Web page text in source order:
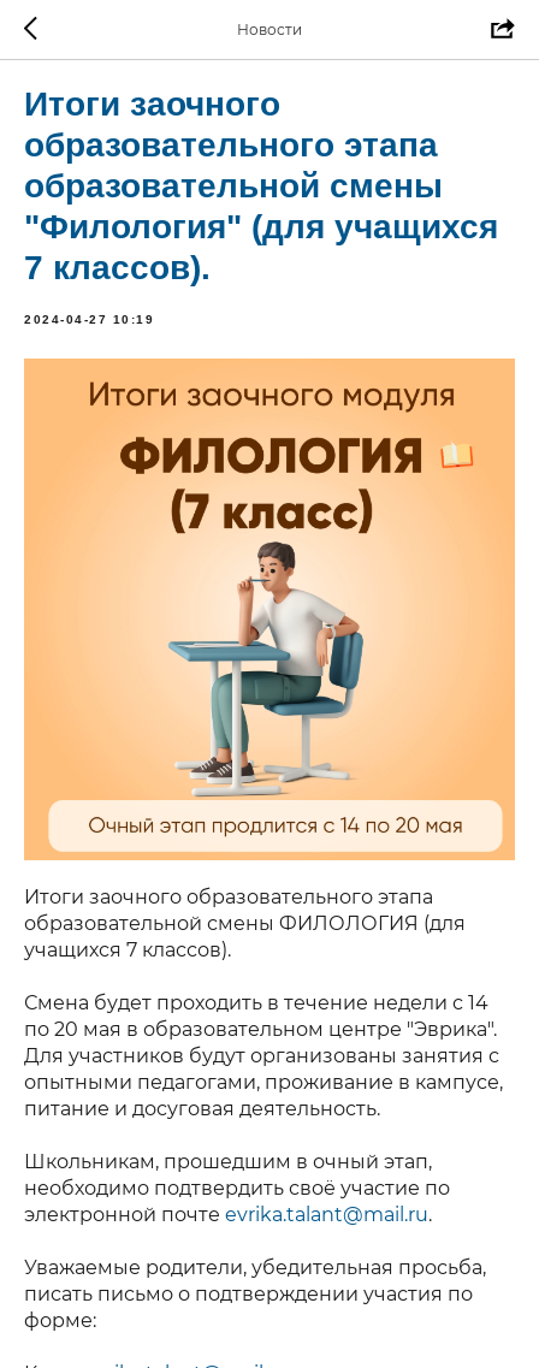
Новости
Итоги заочного
образовательного этапа
образовательной смены
"Филология" (для учащихся
7 классов).
2024-04-27 10:19
Итоги заочного образовательного этапа
образовательной смены ФИЛОЛОГИЯ (для
учащихся 7 классов).
Смена будет проходить в течение недели с 14
по 20 мая в образовательном центре "Эврика".
Для участников будут организованы занятия с
опытными педагогами, проживание в кампусе,
питание и досуговая деятельность.
Школьникам, прошедшим в очный этап,
необходимо подтвердить своё участие по
электронной почте evrika.talant@mail.ru.
Уважаемые родители, убедительная просьба,
писать письмо о подтверждении участия по
форме: